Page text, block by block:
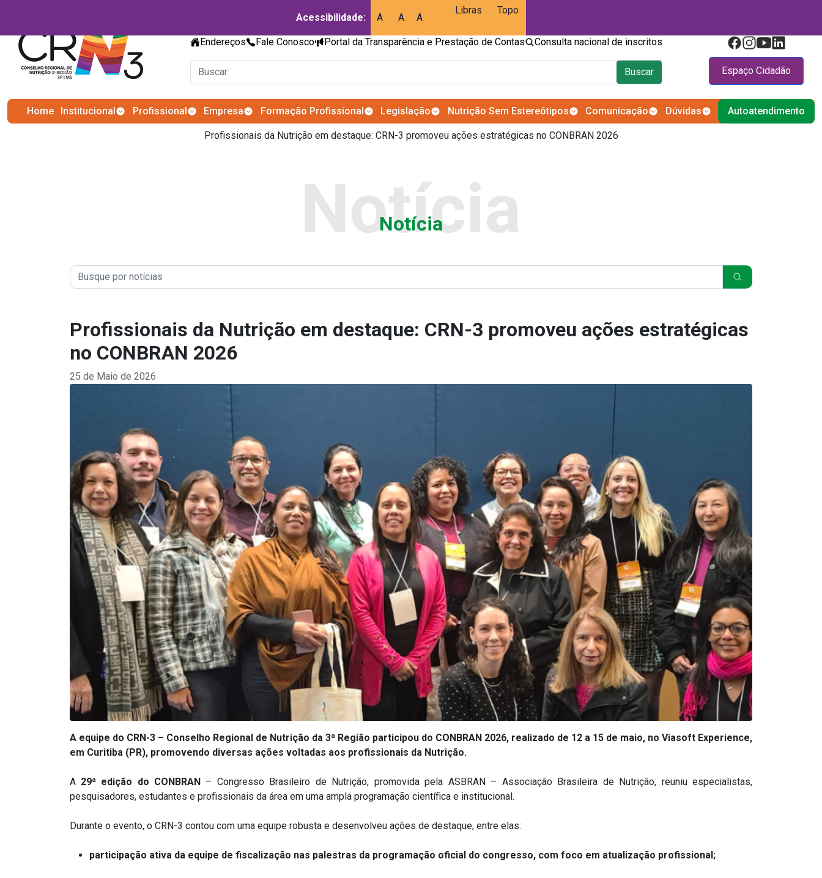
Acessibilidade: A A A
Topo
Endereços Fale Conosco Portal da Transparência e Prestação de Contas Consulta nacional de inscritos
Buscar Espaço Cidadão
Home Institucional Profissional Empresa Formação Profissional Legislação Nutrição Sem Estereótipos Comunicação Dúvidas Autoatendimento
Profissionais da Nutrição em destaque: CRN-3 promoveu ações estratégicas no CONBRAN 2026
Notícia
Notícia
Profissionais da Nutrição em destaque: CRN-3 promoveu ações estratégicas
no CONBRAN 2026
25 de Maio de 2026
A equipe do CRN-3 – Conselho Regional de Nutrição da 3ª Região participou do CONBRAN 2026, realizado de 12 a 15 de maio, no Viasoft Experience,
em Curitiba (PR), promovendo diversas ações voltadas aos profissionais da Nutrição.
A 29ª edição do CONBRAN – Congresso Brasileiro de Nutrição, promovida pela ASBRAN – Associação Brasileira de Nutrição, reuniu especialistas,
pesquisadores, estudantes e profissionais da área em uma ampla programação científica e institucional.
Durante o evento, o CRN-3 contou com uma equipe robusta e desenvolveu ações de destaque, entre elas:
participação ativa da equipe de fiscalização nas palestras da programação oficial do congresso, com foco em atualização profissional;